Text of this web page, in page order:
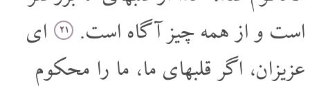
است و از همه چیز آگاه است.
۲۱ ای
عزیزان، اگر قلبهای ما، ما را محکوم